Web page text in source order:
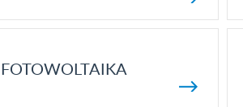
FOTOWOLTAIKA